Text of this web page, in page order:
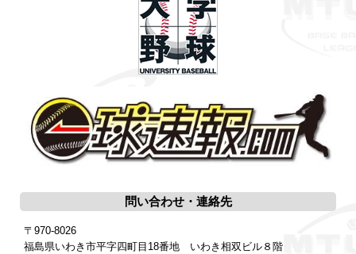
問い合わせ・連絡先
〒970-8026
福島県いわき市平字四町目18番地 いわき相双ビル８階